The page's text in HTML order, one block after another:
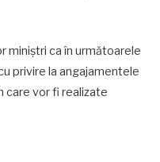
miniștri ca în următoarele
privire la angajamentele
care vor fi realizate